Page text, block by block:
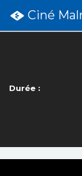
Ciné
Durée :